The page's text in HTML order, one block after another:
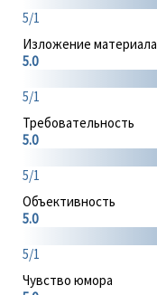
5/1
Изложение материала
5.0
5/1
Требовательность
5.0
5/1
Объективность
5.0
5/1
Чувство юмора